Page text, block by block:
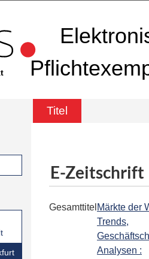
Titel
E-Zeitschrift
Gesamttitel Märkte der
Trends,
Analysen :